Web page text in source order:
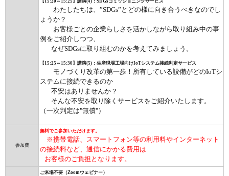
わたしたちは、”SDGs”とどの様に向き合うべきなのでし
ょうか？
お客様ごとの企業らしさを活かしながら取り組み中の事
例をご紹介しつつ、
なぜSDGsに取り組むのかを考えてみましょう。
【15:25～15:30】講演(5)：生産現場工場向けIoTシステム接続判定サービス
モノづくり改革の第一歩！所有している設備がどのIoTシ
ステムに接続できるのか
不安はありませんか？
そんな不安を取り除くサービスをご紹介いたします。
（一次判定は"無償"）
参加費
無料でご参加いただけます。
※携帯電話、スマートフォン等の利用料やインターネット
の接続料など、通信にかかる費用は
お客様のご負担となります。
ご来場不要（Zoomウェビナー）